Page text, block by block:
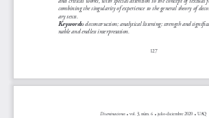
127
combining the singularity of experience to the general theory of
ary texts.
Keywords: deconstruction; analytical listening; strength and
nable and endless interpretation.
Diseminaciones vol. 3, núm. 6 julio-diciembre 2020 UAQ